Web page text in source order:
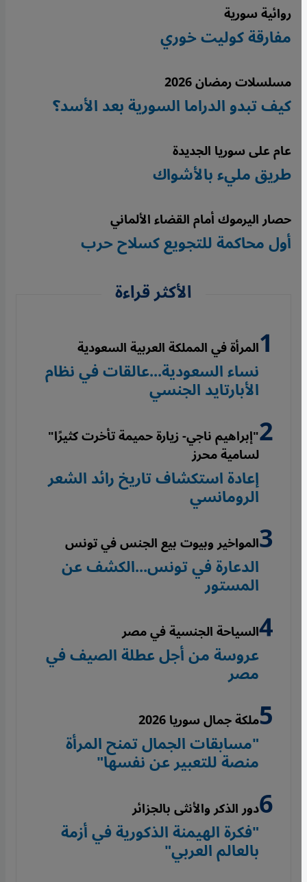
روائية سورية
مفارقة كوليت خوري
مسلسلات رمضان 2026
كيف تبدو الدراما السورية بعد الأسد؟
عام على سوريا الجديدة
طريق مليء بالأشواك
حصار اليرموك أمام القضاء الألماني
أول محاكمة للتجويع كسلاح حرب
الأكثر قراءة
المرأة في المملكة العربية السعودية
نساء السعودية...عالقات في نظام
الأبارتايد الجنسي
"إبراهيم ناجي- زيارة حميمة تأخرت كثيرًا"
لسامية محرز
إعادة استكشاف تاريخ رائد الشعر
الرومانسي
المواخير وبيوت بيع الجنس في تونس
الدعارة في تونس...الكشف عن
المستور
السياحة الجنسية في مصر
عروسة من أجل عطلة الصيف في
مصر
ملكة جمال سوريا 2026
"مسابقات الجمال تمنح المرأة
منصة للتعبير عن نفسها"
دور الذكر والأنثى بالجزائر
"فكرة الهيمنة الذكورية في أزمة
بالعالم العربي"